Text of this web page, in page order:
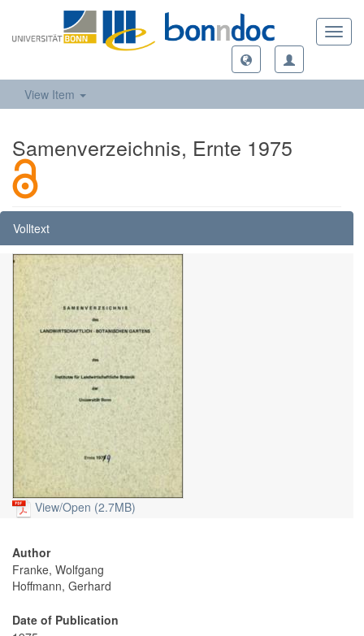
View Item
Samenverzeichnis, Ernte 1975
Volltext
View/Open (2.7MB)
Author
Franke, Wolfgang
Hoffmann, Gerhard
Date of Publication